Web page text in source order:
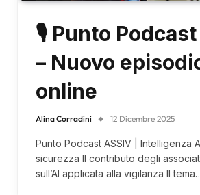
🎙 Punto
– Nuovo
online
Alina Corradini 12 Dicembre 2025
Punto Podcast ASSIV | Intelligenza
sicurezza Il contributo degli
sull’AI applicata alla vigilanza Il